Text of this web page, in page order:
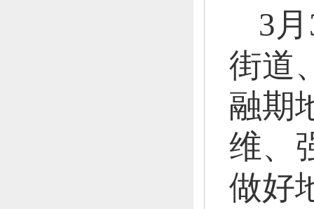
3
街道
融期
维、
做好